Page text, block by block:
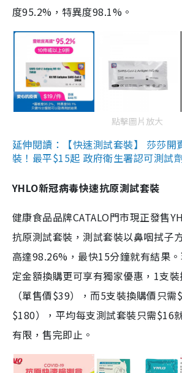
度95.2%，特異度98.1%。
點擊圖片放大
延伸閱讀：【快速測試套裝】 莎莎開
裝！最平$15起 政府衛生署認可測試
YHLO新冠病毒快速抗原測試套裝
健康食品品牌CATALO門市現正發售
抗原測試套裝，測試套裝以鼻咽拭子
高達98.26%，最快15分鐘就有結果
定金額換購更可享有獨家優惠，1支
（單售價$39），而5支裝換購價只
$180），平均每支測試套裝只需$16
有限，售完即止。